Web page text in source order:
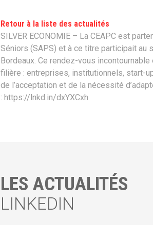
Retour à la liste des actualités
SILVER ECONOMIE – La CEAPC est
Séniors (SAPS) et à ce titre participait au
Bordeaux. Ce rendez-vous
filière : entreprises, institutionnels, start-
de l’acceptation et de la nécessité
: https://lnkd.in/dxYXCxh
LES ACTUALITÉS
LINKEDIN